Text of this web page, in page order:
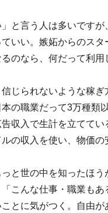
」と言う人は多いです
いい。嫉妬からのス
のなら、何だって利用
じられないような稼
の職業だって3万種類
収入で生計を立てて
の収入を使い、物価
と世の中を知ったほ
こんな仕事・職業も
とに気がつく。自由